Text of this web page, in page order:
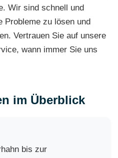
Wir sind schnell und
Probleme zu lösen und
Vertrauen Sie auf unsere
wann immer Sie uns
im Überblick
bis zur